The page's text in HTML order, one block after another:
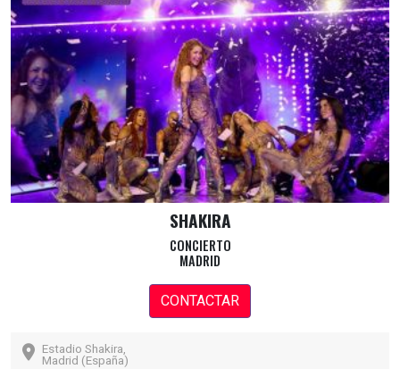
SHAKIRA
CONCIERTO
MADRID
CONTACTAR
Estadio Shakira,
Madrid (España)